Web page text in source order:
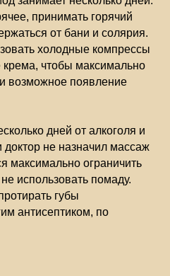
принимать горячий
от бани и солярия.
холодные компрессы
чтобы максимально
возможное появление
дней от алкоголя и
не назначил массаж
максимально ограничить
использовать помаду.
губы
антисептиком, по